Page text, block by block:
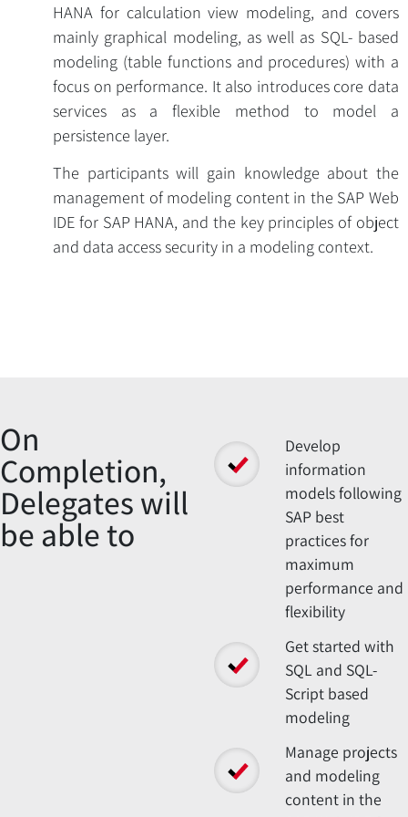
Overview
HANA for calculation view modeling, and covers
mainly graphical modeling, as well as SQL- based
modeling (table functions and procedures) with a
focus on performance. It also introduces core data
services as a flexible method to model a
persistence layer.
The participants will gain knowledge about the
management of modeling content in the SAP Web
IDE for SAP HANA, and the key principles of object
and data access security in a modeling context.